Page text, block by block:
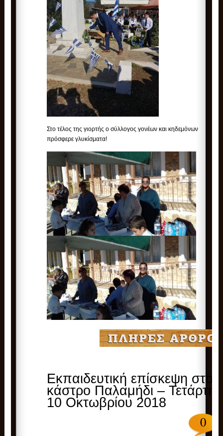
Στο τέλος της γιορτής ο σύλλογος γονέων και κηδεμόνων
πρόσφερε γλυκίσματα!
Εκπαιδευτική επίσκεψη στο
κάστρο Παλαμήδι – Τετάρτη
10 Οκτωβρίου 2018
0